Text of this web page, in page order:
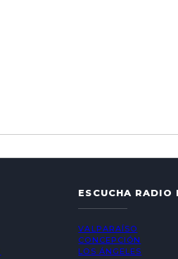
ESCUCHA RADIO
VALPARAÍSO
CONCEPCIÓN
LOS ÁNGELES